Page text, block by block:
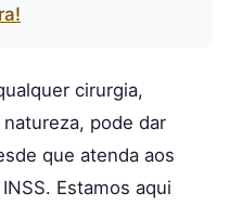
cirurgia,
pode dar
que atenda aos
Estamos aqui